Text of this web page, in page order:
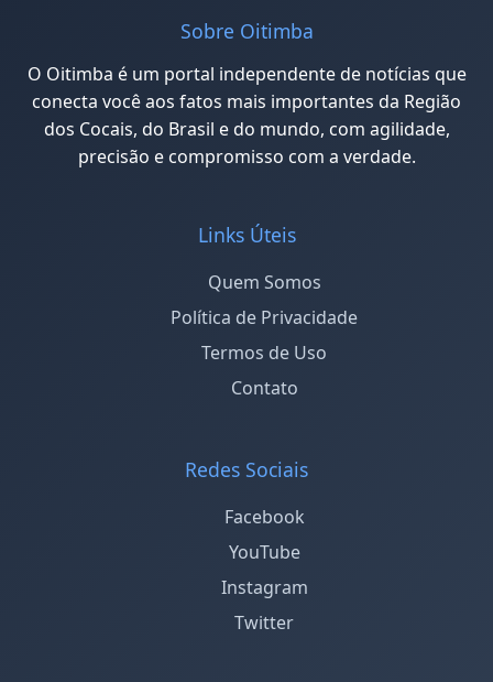
Sobre Oitimba
O Oitimba é um portal independente de notícias que
conecta você aos fatos mais importantes da Região
dos Cocais, do Brasil e do mundo, com agilidade,
precisão e compromisso com a verdade.
Links Úteis
Quem Somos
Política de Privacidade
Termos de Uso
Contato
Redes Sociais
Facebook
YouTube
Instagram
Twitter